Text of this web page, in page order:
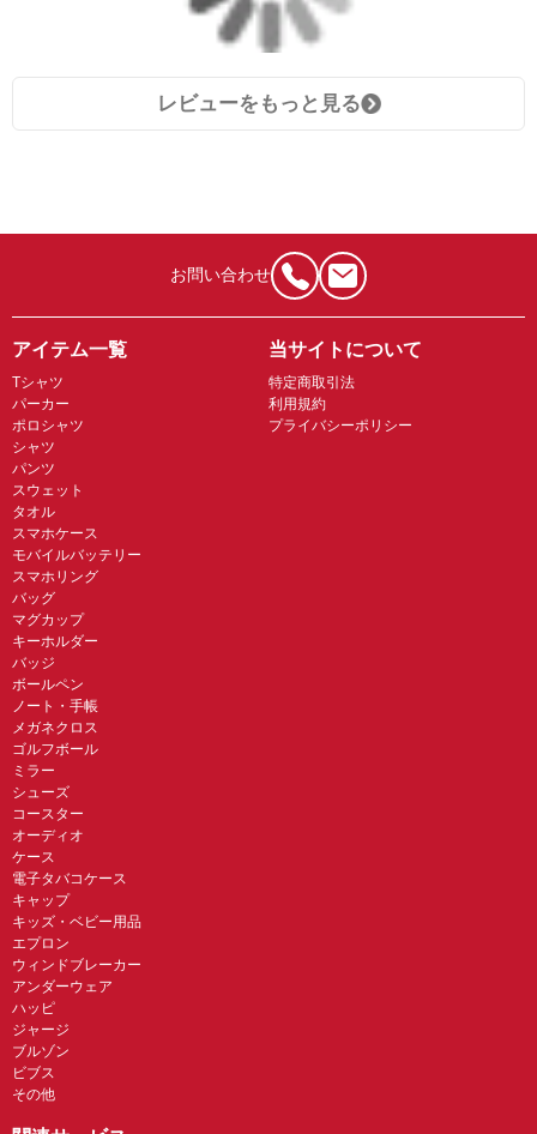
レビューをもっと見る
お問い合わせ
アイテム一覧
Tシャツ
パーカー
ポロシャツ
シャツ
パンツ
スウェット
タオル
スマホケース
モバイルバッテリー
スマホリング
バッグ
マグカップ
キーホルダー
バッジ
ボールペン
ノート・手帳
メガネクロス
ゴルフボール
ミラー
シューズ
コースター
オーディオ
ケース
電子タバコケース
キャップ
キッズ・ベビー用品
エプロン
ウィンドブレーカー
アンダーウェア
ハッピ
ジャージ
ブルゾン
ビブス
その他
当サイトについて
特定商取引法
利用規約
プライバシーポリシー